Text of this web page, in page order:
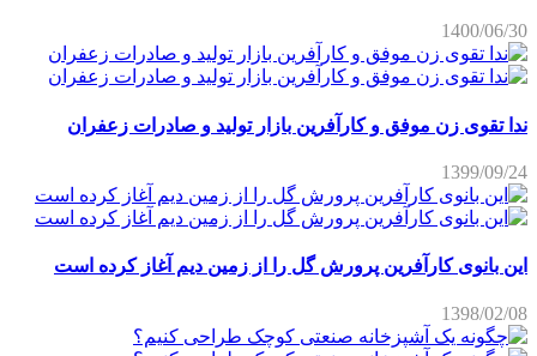
1400/06/30
ندا تقوی زن موفق و کارآفرین بازار تولید و صادرات زعفران
1399/09/24
این بانوی کارآفرین پرورش گل را از زمین دیم آغاز کرده است
1398/02/08